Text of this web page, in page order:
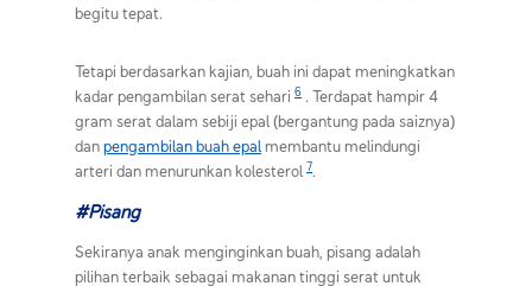
begitu tepat.
Tetapi berdasarkan kajian, buah ini dapat meningkatkan
kadar pengambilan serat sehari 6 . Terdapat hampir 4
gram serat dalam sebiji epal (bergantung pada saiznya)
danpengambilan buah epalmembantu melindungi
arteri dan menurunkan kolesterol 7.
#Pisang
Sekiranya anak menginginkan buah, pisang adalah
pilihan terbaik sebagai makanan tinggi serat untuk